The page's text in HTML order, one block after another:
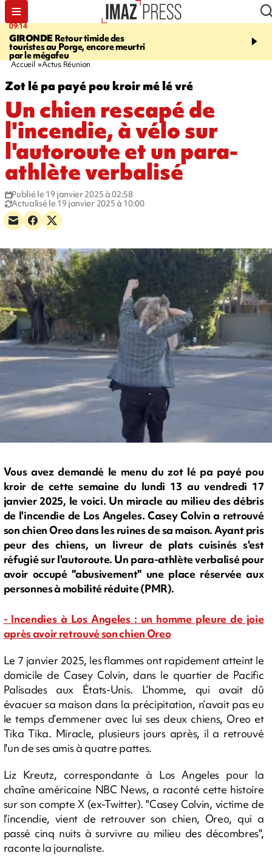
09:14
GIRONDE Retour timide des
touristes au Porge, encore meurtri
par le mégafeu
13:09
Des
font cinq morts en
Accueil Actus Réunion
Zot lé pa payé pou kroir mé lé vré
Un chien rescapé de
l'incendie, à vélo sur
l'autoroute et un para-
athlète verbalisé
Publié le 19 janvier 2025 à 02:58
Actualisé le 19 janvier 2025 à 10:00
Vous avez demandé le menu du zot lé pa payé pou
kroir de cette semaine du lundi 13 au vendredi 17
janvier 2025, le voici. Un miracle au milieu des débris
de l'incendie de Los Angeles. Casey Colvin a retrouvé
son chien Oreo dans les ruines de sa maison. Ayant pris
peur des chiens, un livreur de plats cuisinés s'est
réfugié sur l'autoroute. Un para-athlète verbalisé pour
avoir occupé "abusivement" une place réservée aux
personnes à mobilité réduite (PMR).
- Incendies à Los Angeles : un homme pleure de joie
après avoir retrouvé son chien Oreo
Le 7 janvier 2025, les flammes ont rapidement atteint le
domicile de Casey Colvin, dans le quartier de Pacific
Palisades aux États-Unis. L’homme, qui avait dû
évacuer sa maison dans la précipitation, n’avait pas eu
le temps d’emmener avec lui ses deux chiens, Oreo et
Tika Tika. Miracle, plusieurs jours après, il a retrouvé
l'un de ses amis à quatre pattes.
Liz Kreutz, correspondante à Los Angeles pour la
chaîne américaine NBC News, a raconté cette histoire
sur son compte X (ex-Twitter). "Casey Colvin, victime de
l’incendie, vient de retrouver son chien, Oreo, qui a
passé cinq nuits à survivre au milieu des décombres",
raconte la journaliste.